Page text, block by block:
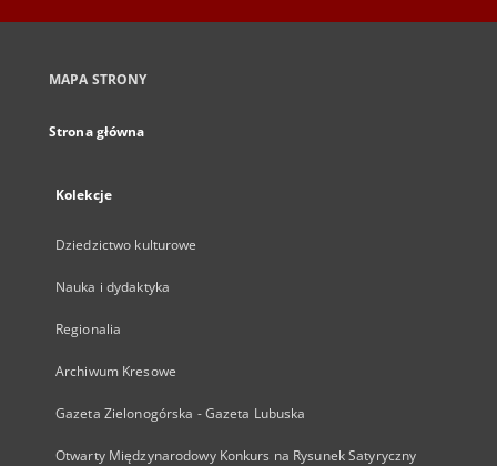
MAPA STRONY
Strona główna
Kolekcje
Dziedzictwo kulturowe
Nauka i dydaktyka
Regionalia
Archiwum Kresowe
Gazeta Zielonogórska - Gazeta Lubuska
Otwarty Międzynarodowy Konkurs na Rysunek Satyryczny